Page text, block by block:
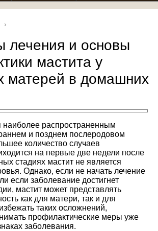
›
лечения и основы
мастита у
матерей в домашних
наиболее распространенным
и позднем послеродовом
количество случаев
на первые две недели после
стадиях мастит не является
Однако, если не начать лечение
если заболевание достигнет
мастит может представлять
как для матери, так и для
таких осложнений,
профилактические меры уже
заболевания.